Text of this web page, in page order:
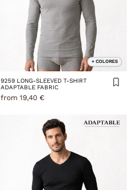
+ COLORES
9259 LONG-SLEEVED T-SHIRT
ADAPTABLE FABRIC
from 19,40 €